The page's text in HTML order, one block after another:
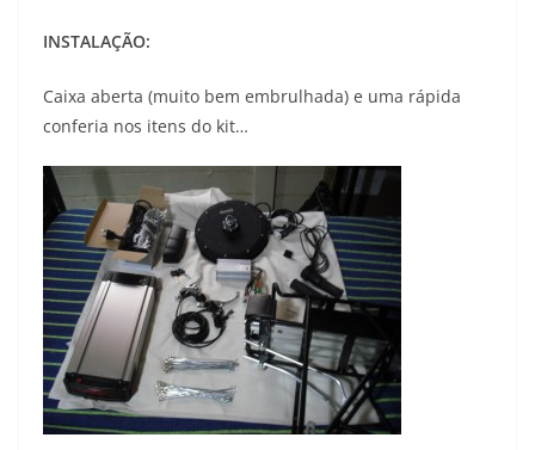
INSTALAÇÃO:
Caixa aberta (muito bem embrulhada) e uma rápida
conferia nos itens do kit…